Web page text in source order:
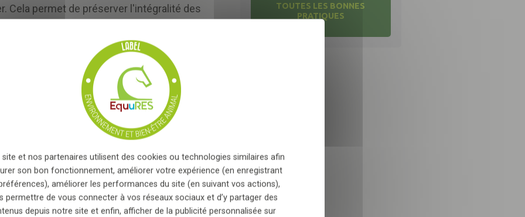
Cela permet de préserver l'intégralité des
les animaux à l'abri et au sec. Le
conservé, mais reste toutefois limité.
il est également possible de leur aménager des
au maximum, même l’hiver. Il est conseillé
qui contribuent à une dégradation rapide du
abord des abreuvoirs et des râteliers)
alvéolées afin d’améliorer la portance du sol.
il est important de ramasser les crottins
TOUTES LES BONNES
PRATIQUES
salariés...
vous acceptez que les informations saisies soient exploitées dans le cadre de la
en découler
site et nos partenaires utilisent des cookies ou technologies similaires afin
son bon fonctionnement, améliorer votre expérience (en enregistrant
améliorer les performances du site (en suivant vos actions),
permettre de vous connecter à vos réseaux sociaux et d’y partager des
depuis notre site et enfin, afficher de la publicité personnalisée sur
Masquer le bandeau